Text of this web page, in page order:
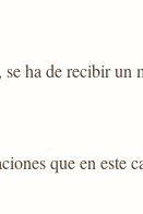
ha de recibir un
que en este